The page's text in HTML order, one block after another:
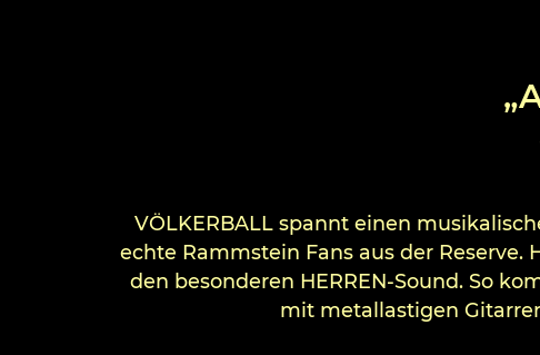
VÖLKERBALL spannt einen
echte Rammstein Fans aus der
den besonderen HERREN-Sound. So
mit metallastigen